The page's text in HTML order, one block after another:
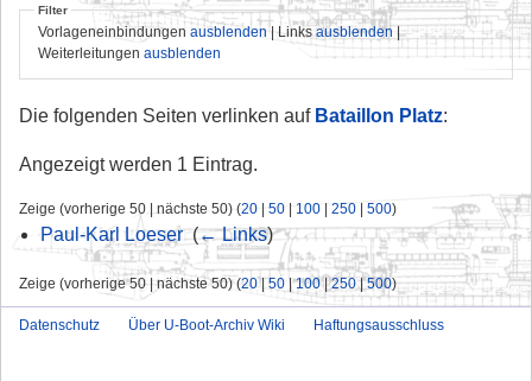
Filter
Vorlageneinbindungen ausblenden| Linksausblenden|
Weiterleitungen ausblenden
Die folgenden Seiten verlinken auf Bataillon Platz:
Angezeigt werden 1 Eintrag.
Zeige (vorherige 50 | nächste 50) (20 | 50 | 100 | 250 | 500)
Paul-Karl Loeser‎(← Links)
Zeige (vorherige 50 | nächste 50) (20|50 |100|250|500)
Datenschutz Über U-Boot-Archiv Wiki Haftungsausschluss